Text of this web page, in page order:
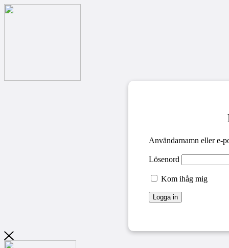
Användarnamn eller e-
Lösenord
Kom ihåg mig